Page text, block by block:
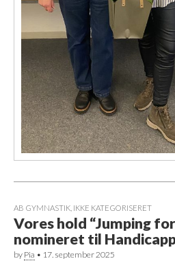
AB GYMNASTIK IKKE KATEGORISERET
Vores hold “Jumping
nomineret til
by Pia • 17. september 2025